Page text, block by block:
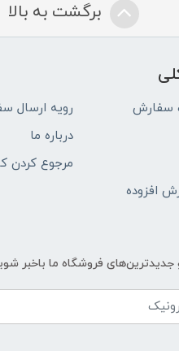
برگشت به بالا
سفارش
رویه ارسال
درباره ما
مرجوع کردن
افزوده
جدیدترین‌های فروشگاه ما باخبر